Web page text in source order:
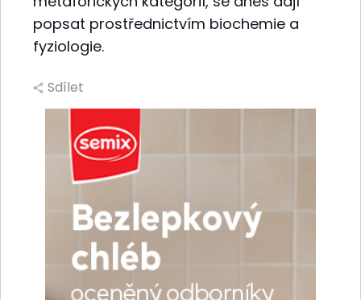
popsat prostřednictvím biochemie a
fyziologie.
Sdílet